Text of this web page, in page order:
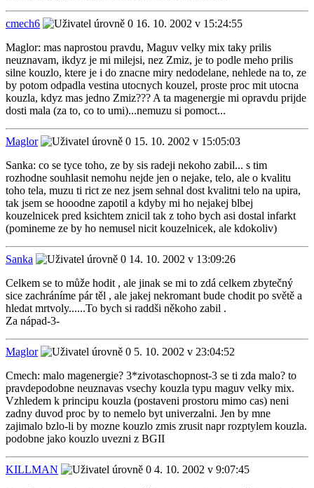
cmech6
16. 10. 2002 v 15:24:55
Maglor: mas naprostou pravdu, Maguv velky mix taky prilis
neuznavam, ikdyz je mi milejsi, nez Zmiz, je to podle meho prilis
silne kouzlo, ktere je i do znacne miry nedodelane, nehlede na to, ze
by potom odpadla vestina utocnych kouzel, proste proc mit utocna
kouzla, kdyz mas jedno Zmiz??? A ta magenergie mi opravdu prijde
dosti mala (za to, co to umi)...nemuzu si pomoct...
Maglor
15. 10. 2002 v 15:05:03
Sanka: co se tyce toho, ze by sis radeji nekoho zabil... s tim
rozhodne souhlasit nemohu nejde jen o nejake, telo, ale o kvalitu
toho tela, muzu ti rict ze nez jsem sehnal dost kvalitni telo na upira,
tak jsem se hooodne zapotil a kdyby mi ho nejakej blbej
kouzelnicek pred ksichtem znicil tak z toho bych asi dostal infarkt
(pomineme ze by ho nemusel nicit kouzelnicek, ale kdokoliv)
Sanka
14. 10. 2002 v 13:09:26
Celkem se to může hodit , ale jinak se mi to zdá celkem zbytečný
sice zachráníme pár těl , ale jakej nekromant bude chodit po světě a
hledat mrtvoly......To bych si raddši někoho zabil .
Za nápad-3-
Maglor
5. 10. 2002 v 23:04:52
Cmech: malo magenergie? 3*zivotaschopnost-3 se ti zda malo? to
pravdepodobne neuznavas vsechy kouzla typu maguv velky mix.
Vzhledem k principu kouzla (postaveni prostoru mimo cas) neni
zadny duvod proc by to nemelo byt univerzalni. Jen by mne
zajimalo bzlo-li by mozne kouzlo zmis zrusit napr rozptylem kouzla.
podobne jako kouzlo uvezni z BGII
KILLMAN
4. 10. 2002 v 9:07:45